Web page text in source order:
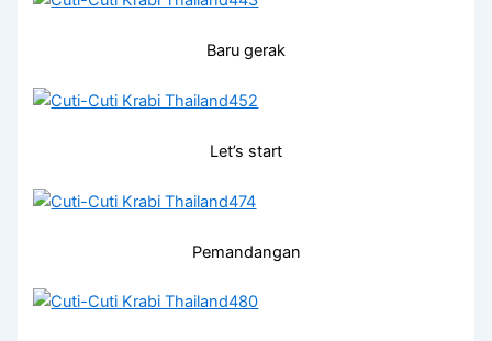
Baru gerak
Let’s start
Pemandangan